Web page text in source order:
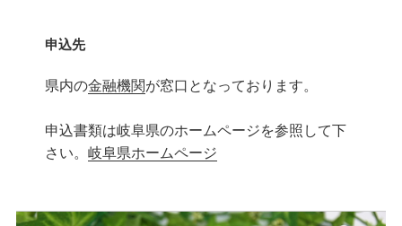
申込先
県内の金融機関が窓口となっております。
申込書類は岐阜県のホームページを参照して下
さい。 岐阜県ホームページ